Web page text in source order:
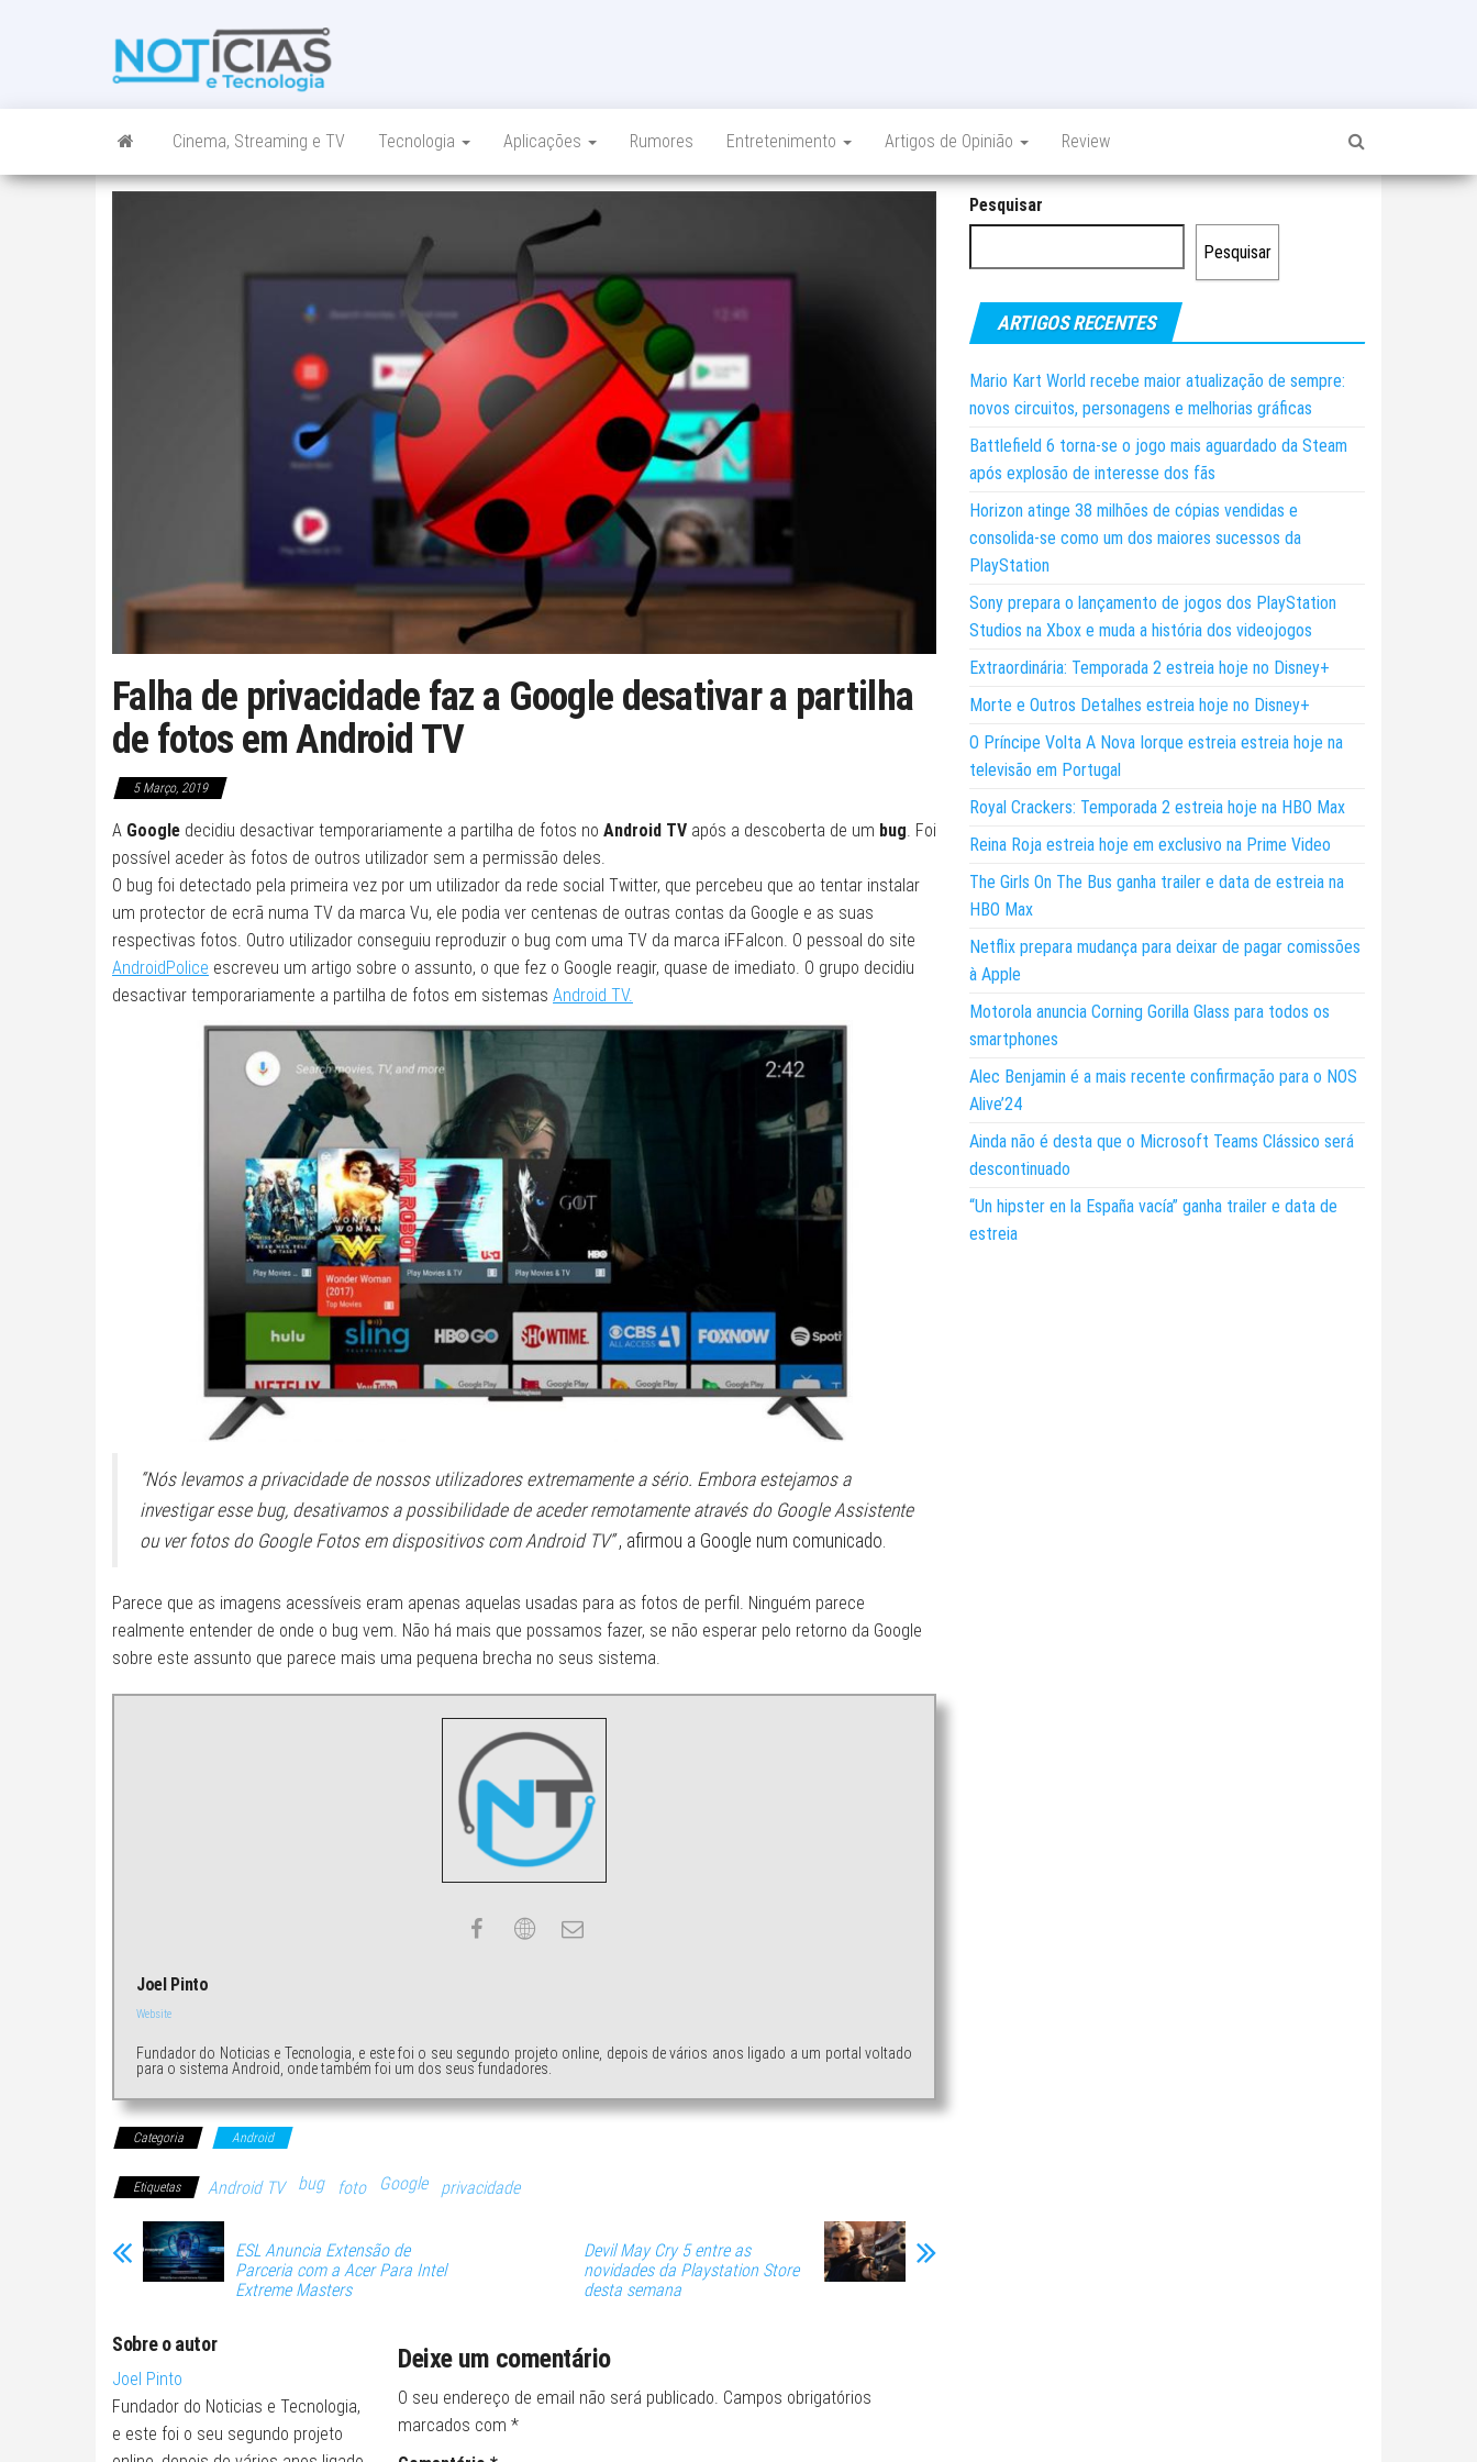
num só lugar
Cinema, Streaming e TV Tecnologia Aplicações Rumores Entretenimento Artigos de Opinião Review
Falha de privacidade faz a Google desativar a partilha
de fotos em Android TV
5 Março, 2019
A Google decidiu desactivar temporariamente a partilha de fotos no Android TV após a descoberta de um bug. Foi
possível aceder às fotos de outros utilizador sem a permissão deles.
O bug foi detectado pela primeira vez por um utilizador da rede social Twitter, que percebeu que ao tentar instalar
um protector de ecrã numa TV da marca Vu, ele podia ver centenas de outras contas da Google e as suas
respectivas fotos. Outro utilizador conseguiu reproduzir o bug com uma TV da marca iFFalcon. O pessoal do site
AndroidPolice escreveu um artigo sobre o assunto, o que fez o Google reagir, quase de imediato. O grupo decidiu
desactivar temporariamente a partilha de fotos em sistemas Android TV.
“Nós levamos a privacidade de nossos utilizadores extremamente a sério. Embora estejamos a
investigar esse bug, desativamos a possibilidade de aceder remotamente através do Google Assistente
ou ver fotos do Google Fotos em dispositivos com Android TV”, afirmou a Google num comunicado.
Parece que as imagens acessíveis eram apenas aquelas usadas para as fotos de perfil. Ninguém parece
realmente entender de onde o bug vem. Não há mais que possamos fazer, se não esperar pelo retorno da Google
sobre este assunto que parece mais uma pequena brecha no seus sistema.
Joel Pinto
Website
Fundador do Noticias e Tecnologia, e este foi o seu segundo projeto online, depois de vários anos ligado a um portal voltado
para o sistema Android, onde também foi um dos seus fundadores.
Categoria Android
Etiquetas Android TV bug foto Google privacidade
ESL Anuncia Extensão de
Parceria com a Acer Para Intel
Extreme Masters
Devil May Cry 5 entre as
novidades da Playstation Store
desta semana
Sobre o autor
Joel Pinto
Fundador do Noticias e Tecnologia,
e este foi o seu segundo projeto
Deixe um comentário
O seu endereço de email não será publicado. Campos obrigatórios
marcados com *
Pesquisar
Pesquisar
ARTIGOS RECENTES
Mario Kart World recebe maior atualização de sempre:
novos circuitos, personagens e melhorias gráficas
Battlefield 6 torna-se o jogo mais aguardado da Steam
após explosão de interesse dos fãs
Horizon atinge 38 milhões de cópias vendidas e
consolida-se como um dos maiores sucessos da
PlayStation
Sony prepara o lançamento de jogos dos PlayStation
Studios na Xbox e muda a história dos videojogos
Extraordinária: Temporada 2 estreia hoje no Disney+
Morte e Outros Detalhes estreia hoje no Disney+
O Príncipe Volta A Nova Iorque estreia estreia hoje na
televisão em Portugal
Royal Crackers: Temporada 2 estreia hoje na HBO Max
Reina Roja estreia hoje em exclusivo na Prime Video
The Girls On The Bus ganha trailer e data de estreia na
HBO Max
Netflix prepara mudança para deixar de pagar comissões
à Apple
Motorola anuncia Corning Gorilla Glass para todos os
smartphones
Alec Benjamin é a mais recente confirmação para o NOS
Alive’24
Ainda não é desta que o Microsoft Teams Clássico será
descontinuado
“Un hipster en la España vacía” ganha trailer e data de
estreia